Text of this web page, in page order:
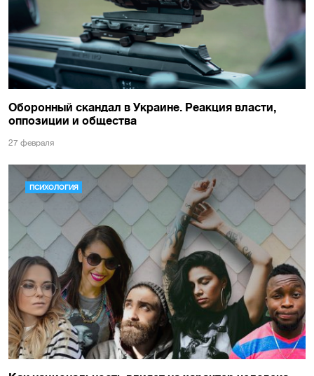
Оборонный скандал в Украине. Реакция власти,
оппозиции и общества
27 февраля
ПСИХОЛОГИЯ